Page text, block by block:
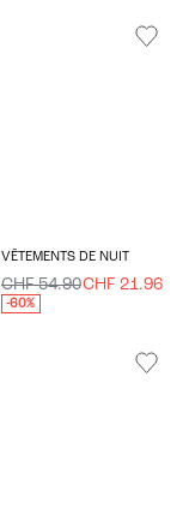
VÊTEMENTS DE NUIT
CHF 54.90CHF 21.96
-60%